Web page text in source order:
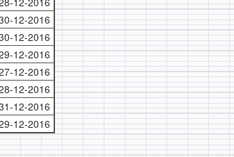
12-2016
12-2016
12-2016
12-2016
12-2016
12-2016
12-2016